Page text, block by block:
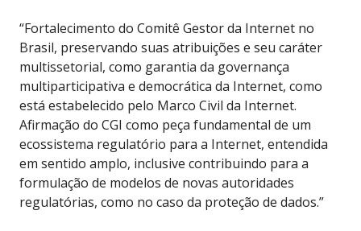
“Fortalecimento do Comitê Gestor da Internet no
Brasil, preservando suas atribuições e seu caráter
multissetorial, como garantia da governança
multiparticipativa e democrática da Internet, como
está estabelecido pelo Marco Civil da Internet.
Afirmação do CGI como peça fundamental de um
ecossistema regulatório para a Internet, entendida
em sentido amplo, inclusive contribuindo para a
formulação de modelos de novas autoridades
regulatórias, como no caso da proteção de dados.”